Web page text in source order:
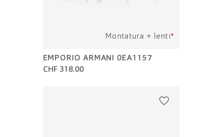
Montatura + lenti*
EMPORIO ARMANI 0EA1157
CHF 318.00